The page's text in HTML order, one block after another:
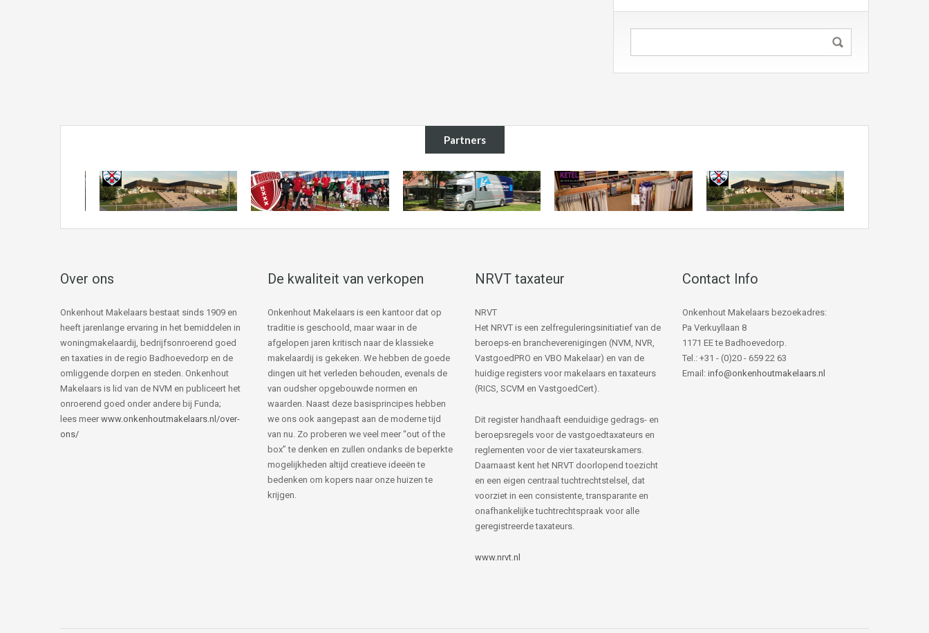
Partners
Over ons
Onkenhout Makelaars bestaat sinds 1909 en
heeft jarenlange ervaring in het bemiddelen in
woningmakelaardij, bedrijfsonroerend goed
en taxaties in de regio Badhoevedorp en de
omliggende dorpen en steden. Onkenhout
Makelaars is lid van de NVM en publiceert het
onroerend goed onder andere bij Funda;
lees meer www.onkenhoutmakelaars.nl/over-
ons/
De kwaliteit van verkopen
Onkenhout Makelaars is een kantoor dat op
traditie is geschoold, maar waar in de
afgelopen jaren kritisch naar de klassieke
makelaardij is gekeken. We hebben de goede
dingen uit het verleden behouden, evenals de
van oudsher opgebouwde normen en
waarden. Naast deze basisprincipes hebben
we ons ook aangepast aan de moderne tijd
van nu. Zo proberen we veel meer “out of the
box” te denken en zullen ondanks de beperkte
mogelijkheden altijd creatieve ideeën te
bedenken om kopers naar onze huizen te
krijgen.
NRVT taxateur
NRVT
Het NRVT is een zelfreguleringsinitiatief van de
beroeps-en brancheverenigingen (NVM, NVR,
VastgoedPRO en VBO Makelaar) en van de
huidige registers voor makelaars en taxateurs
(RICS, SCVM en VastgoedCert).
Dit register handhaaft eenduidige gedrags- en
beroepsregels voor de vastgoedtaxateurs en
reglementen voor de vier taxateurskamers.
Daarnaast kent het NRVT doorlopend toezicht
en een eigen centraal tuchtrechtstelsel, dat
voorziet in een consistente, transparante en
onafhankelijke tuchtrechtspraak voor alle
geregistreerde taxateurs.
www.nrvt.nl
Contact Info
Onkenhout Makelaars bezoekadres:
Pa Verkuyllaan 8
1171 EE te Badhoevedorp.
Tel.: +31 - (0)20 - 659 22 63
Email: info@onkenhoutmakelaars.nl